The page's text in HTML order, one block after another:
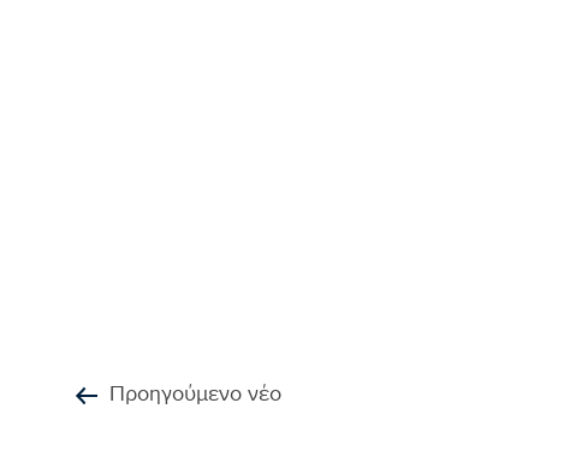
Προηγούμενο νέο